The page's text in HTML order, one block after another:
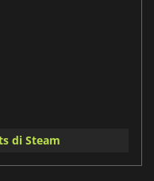
di Steam